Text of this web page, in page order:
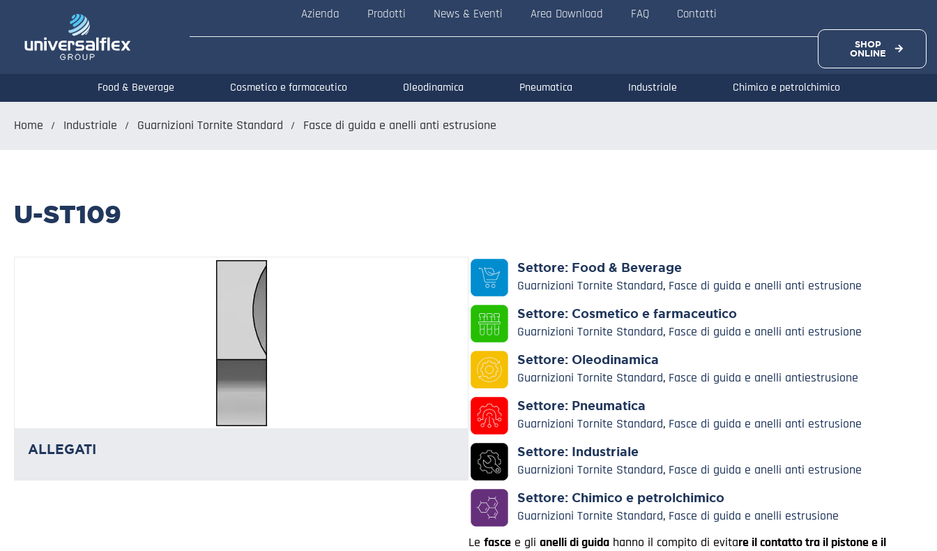
Azienda Prodotti News & Eventi Area Download FAQ Contatti
SHOP
ONLINE
Food & Beverage Cosmetico e farmaceutico Oleodinamica Pneumatica Industriale Chimico e petrolchimico
Home Industriale Guarnizioni Tornite Standard Fasce di guida e anelli anti estrusione
U-ST109
ALLEGATI
Settore: Food & Beverage
Guarnizioni Tornite Standard, Fasce di guida e anelli anti estrusione
Settore: Cosmetico e farmaceutico
Guarnizioni Tornite Standard, Fasce di guida e anelli anti estrusione
Settore: Oleodinamica
Guarnizioni Tornite Standard, Fasce di guida e anelli antiestrusione
Settore: Pneumatica
Guarnizioni Tornite Standard, Fasce di guida e anelli anti estrusione
Settore: Industriale
Guarnizioni Tornite Standard, Fasce di guida e anelli anti estrusione
Settore: Chimico e petrolchimico
Guarnizioni Tornite Standard, Fasce di guida e anelli estrusione
Le fasce e gli anelli di guida hanno il compito di evitare il contatto tra il pistone e il